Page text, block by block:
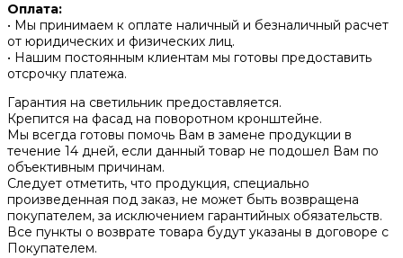
Оплата:
• Мы принимаем к оплате наличный и безналичный расчет
от юридических и физических лиц.
• Нашим постоянным клиентам мы готовы предоставить
отсрочку платежа.
Гарантия на светильник предоставляется.
Крепится на фасад на поворотном кронштейне.
Мы всегда готовы помочь Вам в замене продукции в
течение 14 дней, если данный товар не подошел Вам по
объективным причинам.
Следует отметить, что продукция, специально
произведенная под заказ, не может быть возвращена
покупателем, за исключением гарантийных обязательств.
Все пункты о возврате товара будут указаны в договоре с
Покупателем.